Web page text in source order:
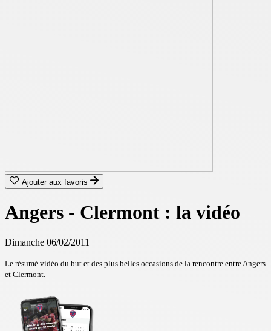
Ajouter aux favoris
Angers - Clermont : la vidéo
Dimanche 06/02/2011
Le résumé vidéo du but et des plus belles occasions de la rencontre entre Angers
et Clermont.